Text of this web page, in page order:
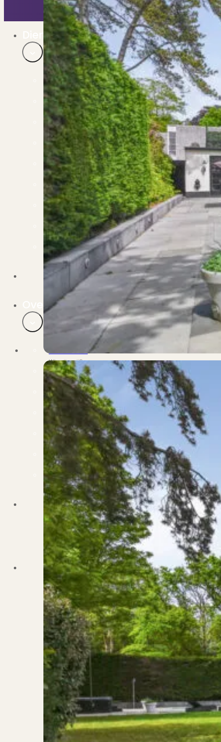
Bekijk ons huuraanbod..
Nieuwbouw projecten
De toekomst, te koop..
Diensten
Verkoop
Begeleiding naar een succesvolle verkoop
Aankoop
Samen vinden wij jouw droomwoning
Taxatie
Voldoe aan alle wettelijke eisen
Stille Verkoop
Verkoop jouw huis discreet..
Nieuwbouw verkopen
Vraagt om specialistische kennis...
Verhuren
Verhuur uw woning via ons netwerk
Verhuur & Beheer
Huurwoningen én beheer op maat
Verbouwen
Wil jij jouw huis renoveren? Geen probleem!
Alle diensten
Bekijk het overzicht van alle diensten..
Over PUUR*
Over PUUR*
Wie zijn wij?
Ons team
Leer ons beter kennen..
Werken bij PUUR*
Kom jij ons team versterken?
Onze vestigingen
De kracht van 6 vestigingen!
Beoordelingen
Dit zeggen klanten over ons
Partners
Maak gebruik van ons netwerk
Verenigingen
PUUR* is aangesloten bij...